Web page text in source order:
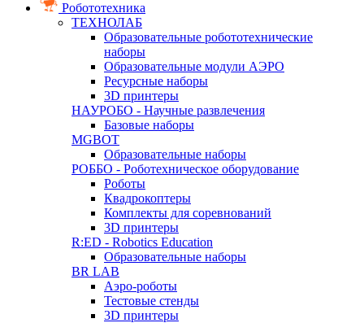
Робототехника
ТЕХНОЛАБ
Образовательные робототехнические
наборы
Образовательные модули АЭРО
Ресурсные наборы
3D принтеры
НАУРОБО - Научные развлечения
Базовые наборы
MGBOT
Образовательные наборы
РОББО - Роботехническое оборудование
Роботы
Квадрокоптеры
Комплекты для соревнований
3D принтеры
R:ED - Robotics Education
Образовательные наборы
BR LAB
Аэро-роботы
Тестовые стенды
3D принтеры